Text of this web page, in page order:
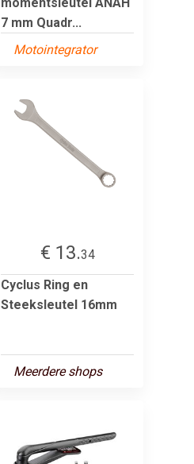
7 mm Quadr...
Motointegrator
€ 13.34
Cyclus Ring en
Steeksleutel 16mm
Meerdere shops